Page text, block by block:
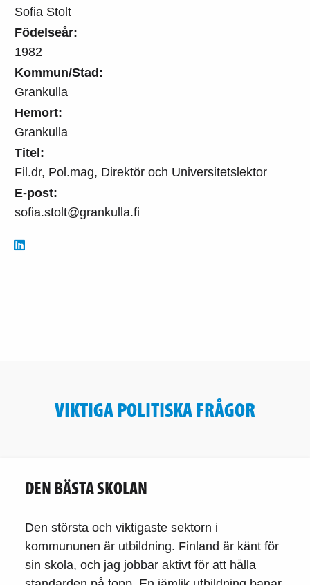
Sofia Stolt
Födelseår:
1982
Kommun/Stad:
Grankulla
Hemort:
Grankulla
Titel:
Fil.dr, Pol.mag, Direktör och Universitetslektor
E-post:
sofia.stolt@grankulla.fi
VIKTIGA POLITISKA FRÅGOR
DEN BÄSTA SKOLAN
Den största och viktigaste sektorn i
kommununen är utbildning. Finland är känt för
sin skola, och jag jobbar aktivt för att hålla